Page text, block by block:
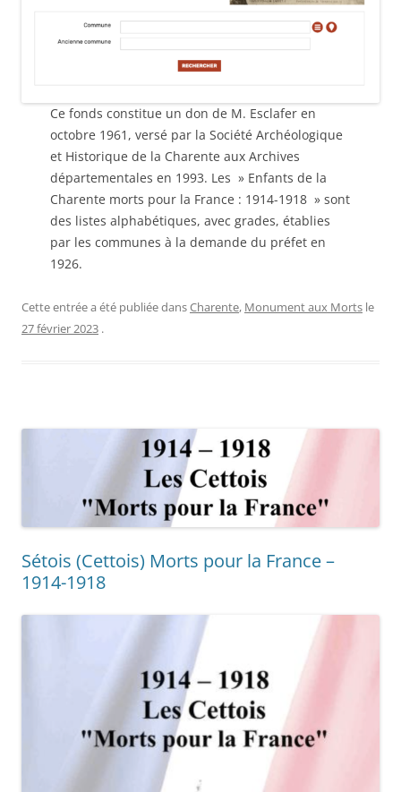
Ce fonds constitue un don de M. Esclafer en
octobre 1961, versé par la Société Archéologique
et Historique de la Charente aux Archives
départementales en 1993. Les » Enfants de la
Charente morts pour la France : 1914-1918 » sont
des listes alphabétiques, avec grades, établies
par les communes à la demande du préfet en
1926.
Cette entrée a été publiée dansCharente, Monument aux Morts le
27 février 2023 .
Sétois (Cettois) Morts pour la France –
1914-1918